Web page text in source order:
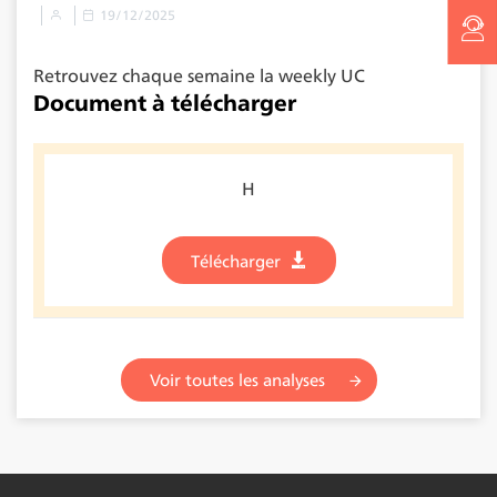
19/12/2025
Retrouvez chaque semaine la weekly UC
Document à télécharger
H
Télécharger
Voir toutes les analyses